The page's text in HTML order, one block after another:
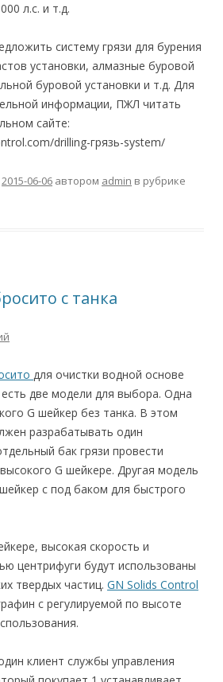
л.с. и т.д.
систему грязи для бурения
установки, алмазные буровой
буровой установки и т.д. Для
информации, ПЖЛ читать
сайте:
drilling-грязь-system/
2015-06-06 автором admin в рубрике
с танка
для очистки водной основе
две модели для выбора. Одна
G шейкер без танка. В этом
разрабатывать один
бак грязи провести
G шейкере. Другая модель
с под баком для быстрого
высокая скорость и
центрифуги будут использованы
твердых частиц. GN Solids Control
с регулируемой по высоте
клиент службы управления